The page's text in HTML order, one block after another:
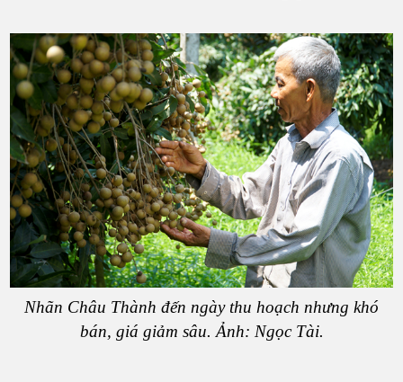
Nhãn Châu Thành đến ngày thu hoạch nhưng khó
bán, giá giảm sâu. Ảnh: Ngọc Tài.